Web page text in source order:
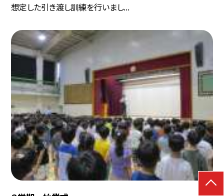
想定した引き渡し訓練を行いまし...